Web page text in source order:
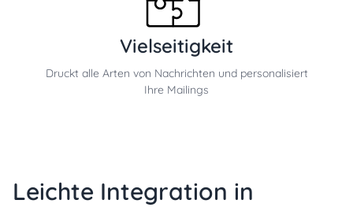
Vielseitigkeit
Druckt alle Arten von Nachrichten und personalisiert
Ihre Mailings
Leichte Integration in